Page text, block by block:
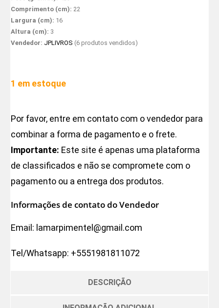
Comprimento (cm): 22
Largura (cm): 16
Altura (cm): 3
Vendedor: JPLIVROS (6 produtos vendidos)
1 em estoque
Por favor, entre em contato com o vendedor para
combinar a forma de pagamento e o frete.
Importante: Este site é apenas uma plataforma
de classificados e não se compromete com o
pagamento ou a entrega dos produtos.
Informações de contato do Vendedor
Email: lamarpimentel@gmail.com
Tel/Whatsapp: +5551981811072
DESCRIÇÃO